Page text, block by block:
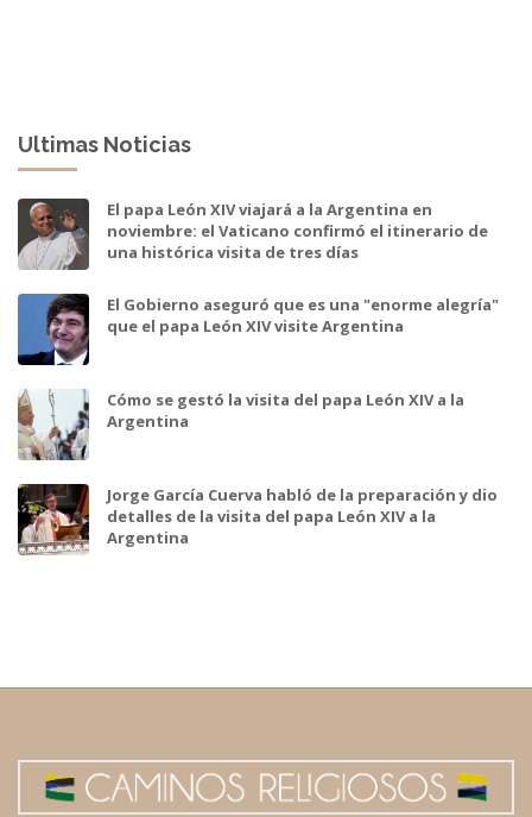
Ultimas Noticias
El papa León XIV viajará a la Argentina en
noviembre: el Vaticano confirmó el itinerario de
una histórica visita de tres días
El Gobierno aseguró que es una "enorme alegría"
que el papa León XIV visite Argentina
Cómo se gestó la visita del papa León XIV a la
Argentina
Jorge García Cuerva habló de la preparación y dio
detalles de la visita del papa León XIV a la
Argentina